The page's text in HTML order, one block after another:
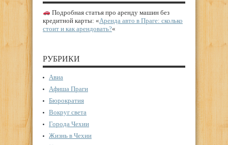
Подробная статья про аренду машин без
кредитной карты: «Аренда авто в Праге: сколько
стоит и как арендовать?«
РУБРИКИ
Авиа
Афиша Праги
Бюрократия
Вокруг света
Города Чехии
Жизнь в Чехии